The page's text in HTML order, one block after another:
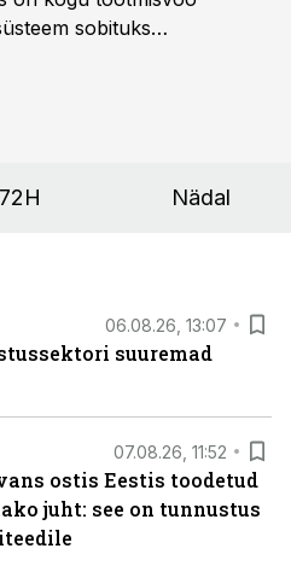
sobituks
72H Nädal
06.08.26, 13:07
suuremad
07.08.26, 11:52
ostis Eestis toodetud
juht: see on tunnustus